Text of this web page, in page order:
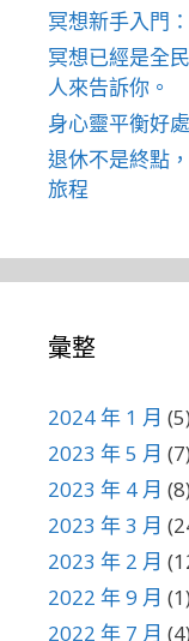
冥想新手入門
冥想已經是全
人來告訴你。
身心靈平衡好
退休不是終點
旅程
彙整
2024 年 1 月 (5)
2023 年 5 月 (7)
2023 年 4 月 (8)
2023 年 3 月
2023 年 2 月
2022 年 9 月 (1)
2022 年 7 月 (4)